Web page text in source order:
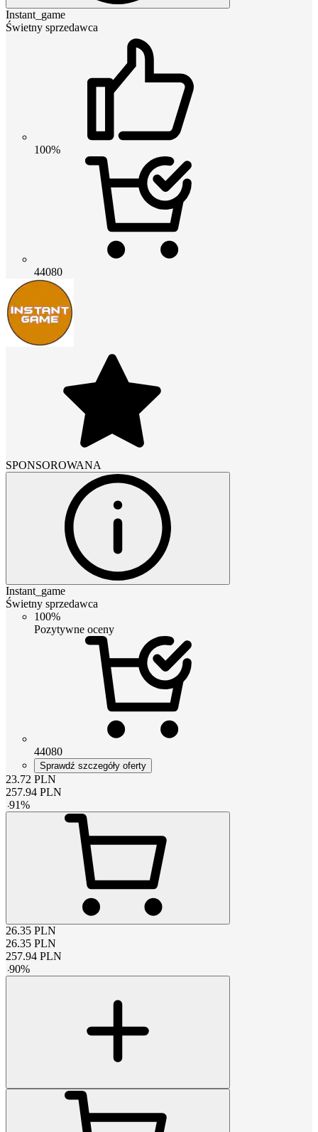
Instant_game
Świetny sprzedawca
100%
44080
SPONSOROWANA
Instant_game
Świetny sprzedawca
100%
Pozytywne oceny
44080
Sprawdź szczegóły oferty
23.72 PLN
257.94 PLN
-91%
26.35 PLN
26.35 PLN
257.94 PLN
-90%